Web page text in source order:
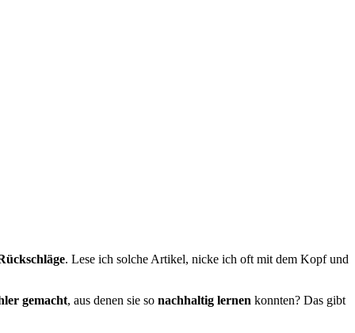
. Lese ich solche Artikel, nicke ich oft mit dem Kopf und
gemacht, aus denen sie so nachhaltig lernen konnten? Das gibt